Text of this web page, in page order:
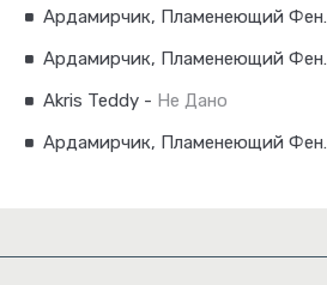
Ардамирчик, Пламенеющий Феникс
Ардамирчик, Пламенеющий Феникс
Akris Teddy - Не Дано
Ардамирчик, Пламенеющий Феникс